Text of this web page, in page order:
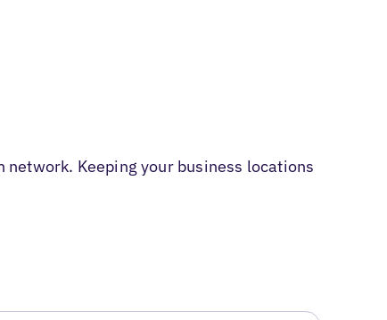
Keeping your business locations